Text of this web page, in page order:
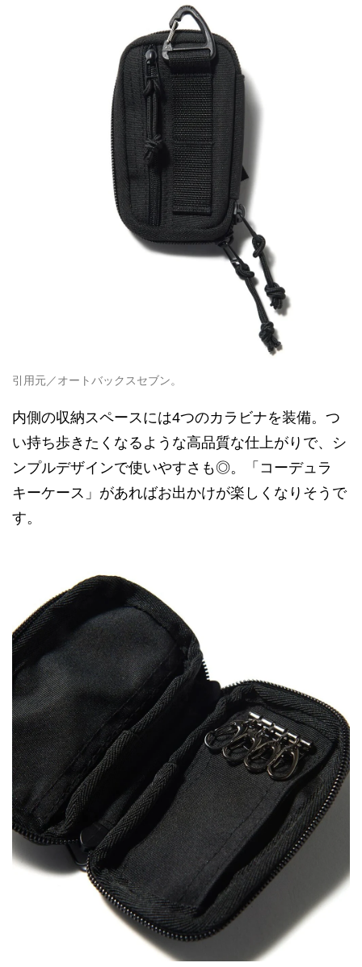
引用元／オートバックスセブン。
内側の収納スペースには4つのカラビナを装備。つ
い持ち歩きたくなるような高品質な仕上がりで、シ
ンプルデザインで使いやすさも◎。「コーデュラ
キーケース」があればお出かけが楽しくなりそうで
す。